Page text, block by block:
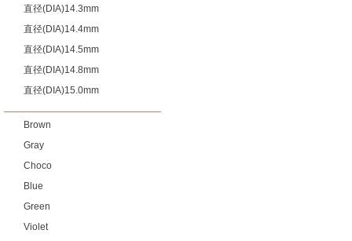
直径(DIA)14.3mm
直径(DIA)14.4mm
直径(DIA)14.5mm
直径(DIA)14.8mm
直径(DIA)15.0mm
Brown
Gray
Choco
Blue
Green
Violet